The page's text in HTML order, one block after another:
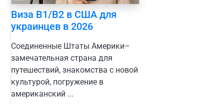
Виза B1/B2 в США для
украинцев в 2026
Соединенные Штаты Америки–
замечательная страна для
путешествий, знакомства с новой
культурой, погружение в
американский ...